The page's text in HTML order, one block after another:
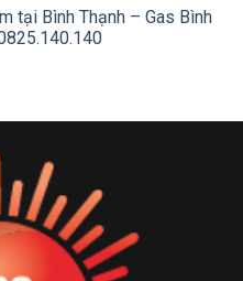
tại Bình Thạnh – Gas Bình